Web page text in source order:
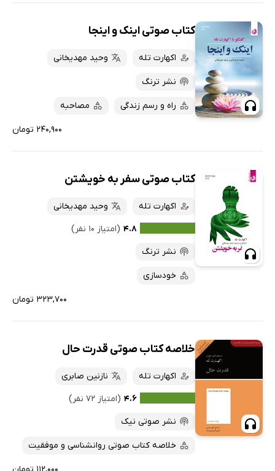
کتاب صوتی اینک و اینجا
اکهارت تله وحید مهدیخانی
نشر ترنگ
راه و رسم زندگی مصاحبه
۲۴۰,۹۰۰ تومان
کتاب صوتی سفر به خویشتن
اکهارت تله
وحید مهدیخانی
۴.۸ (امتیاز ۱۰ نفر)
نشر ترنگ
خودسازی
۳۲۳,۷۰۰ تومان
خلاصه کتاب صوتی قدرت حال
اکهارت تله
نازنین صابری
۴.۶ (امتیاز ۷۲ نفر)
نشر صوتی نیک
خلاصه کتاب صوتی روانشناسی و موفقیت